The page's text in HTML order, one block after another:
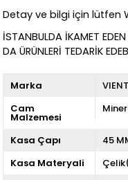
Detay ve bilgi için lütfen
İSTANBULDA İKAMET
DA ÜRÜNLERİ TEDARİK
Marka
Cam
Malzemesi
Kasa Çapı
45
Kasa Materyali